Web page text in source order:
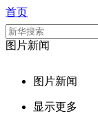
首页
图片新闻
图片新闻
显示更多